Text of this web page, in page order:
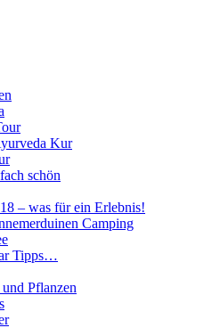
Kur
schön
– was für ein Erlebnis!
Camping
Tipps…
Pflanzen